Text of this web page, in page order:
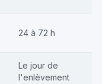
24 à 72 h
Le jour de
l'enlèvement